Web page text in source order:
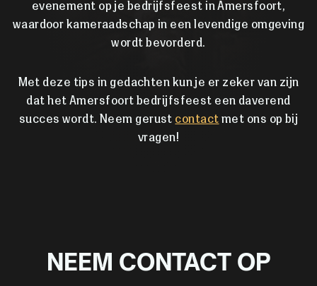
evenement op je bedrijfsfeest in Amersfoort,
waardoor kameraadschap in een levendige omgeving
wordt bevorderd.
Met deze tips in gedachten kun je er zeker van zijn
dat het Amersfoort bedrijfsfeest een daverend
succes wordt. Neem gerust contact met ons op bij
vragen!
NEEM CONTACT OP